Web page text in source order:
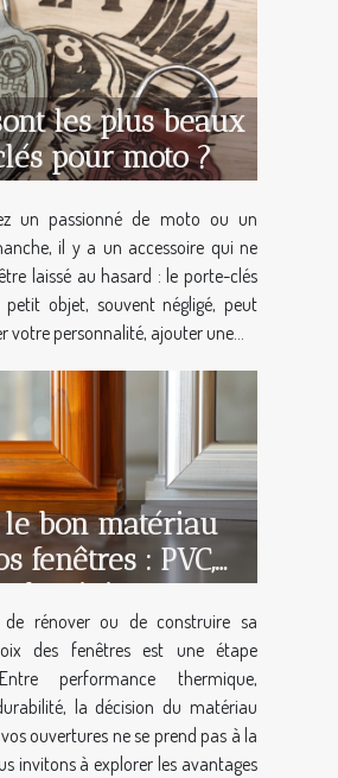
les plus beaux
pour moto ?
un passionné de moto ou un
il y a un accessoire qui ne
laissé au hasard : le porte-clés
objet, souvent négligé, peut
votre personnalité, ajouter une...
bon matériau
fenêtres : PVC,
aluminium
de rénover ou de construire sa
des fenêtres est une étape
performance thermique,
la décision du matériau
ouvertures ne se prend pas à la
invitons à explorer les avantages